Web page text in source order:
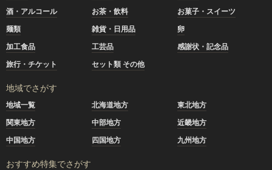
酒・アルコール
お茶・飲料
お菓子・スイーツ
麺類
雑貨・日用品
卵
加工食品
工芸品
感謝状・記念品
旅行・チケット
セット類 その他
地域でさがす
地域一覧 北海道地方
東北地方
関東地方
中部地方
近畿地方
中国地方
四国地方 九州地方
おすすめ特集でさがす